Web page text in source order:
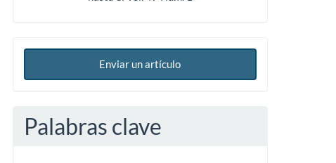
Enviar un artículo
Palabras clave